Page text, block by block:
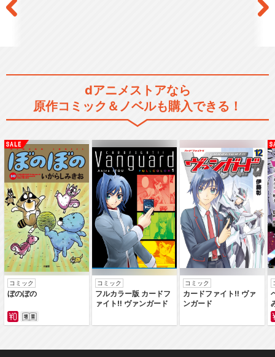
dアニメストアなら
原作コミック＆ノベルも購入できる！
コミック
ぼのぼの
コミック
フルカラー版 カードフ
ァイト‼ ヴァンガード
コミック
カードファイト‼ ヴァ
ンガード